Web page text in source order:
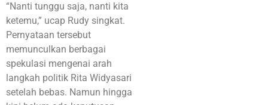
“Nanti tunggu saja, nanti kita
ketemu,” ucap Rudy singkat.
Pernyataan tersebut
memunculkan berbagai
spekulasi mengenai arah
langkah politik Rita Widyasari
setelah bebas. Namun hingga